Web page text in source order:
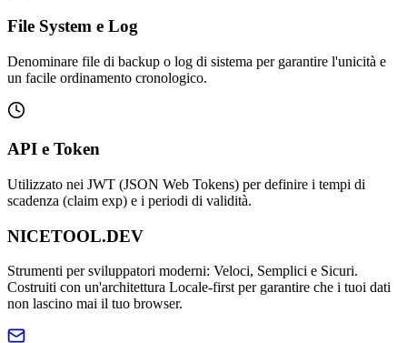
File System e Log
Denominare file di backup o log di sistema per garantire l'unicità e
un facile ordinamento cronologico.
API e Token
Utilizzato nei JWT (JSON Web Tokens) per definire i tempi di
scadenza (claim exp) e i periodi di validità.
NICETOOL.DEV
Strumenti per sviluppatori moderni: Veloci, Semplici e Sicuri.
Costruiti con un'architettura Locale-first per garantire che i tuoi dati
non lascino mai il tuo browser.